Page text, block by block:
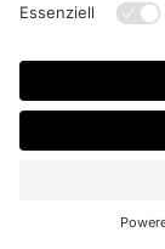
Impressum
Datenschutz